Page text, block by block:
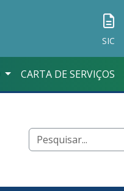
SIC
CARTA DE SERVIÇOS